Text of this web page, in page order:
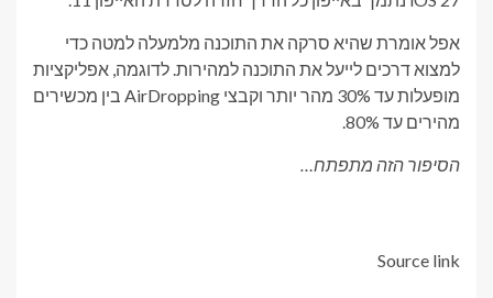
אפל אומרת שהיא סרקה את התוכנה מלמעלה למטה כדי
למצוא דרכים לייעל את התוכנה למהירות. לדוגמה, אפליקציות
מופעלות עד 30% מהר יותר וקבצי AirDropping בין מכשירים
מהירים עד 80%.
הסיפור הזה מתפתח…
Source link